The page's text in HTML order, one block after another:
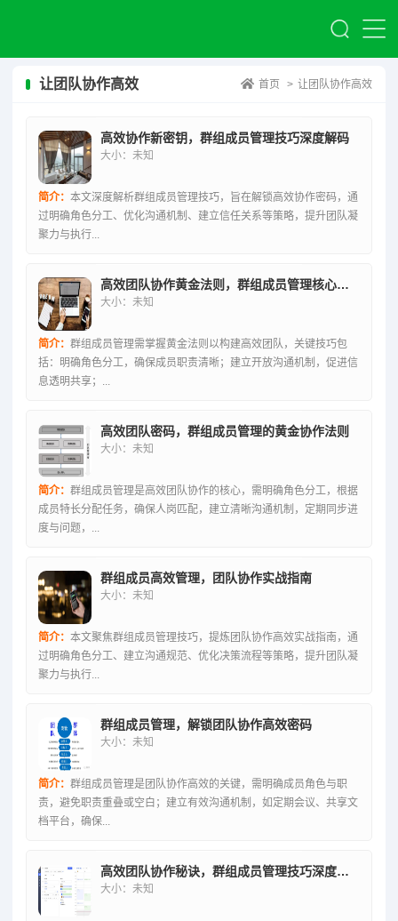
让团队协作高效 首页 > 让团队协作高效
高效协作新密钥，群组成员管理技巧深度解码
大小：未知
简介： 本文深度解析群组成员管理技巧，旨在解锁高效协作密码，通
过明确角色分工、优化沟通机制、建立信任关系等策略，提升团队凝
聚力与执行...
高效团队协作黄金法则，群组成员管理核心技巧
大小：未知
简介： 群组成员管理需掌握黄金法则以构建高效团队，关键技巧包
括：明确角色分工，确保成员职责清晰；建立开放沟通机制，促进信
息透明共享；...
高效团队密码，群组成员管理的黄金协作法则
大小：未知
简介： 群组成员管理是高效团队协作的核心，需明确角色分工，根据
成员特长分配任务，确保人岗匹配，建立清晰沟通机制，定期同步进
度与问题，...
群组成员高效管理，团队协作实战指南
大小：未知
简介： 本文聚焦群组成员管理技巧，提炼团队协作高效实战指南，通
过明确角色分工、建立沟通规范、优化决策流程等策略，提升团队凝
聚力与执行...
群组成员管理，解锁团队协作高效密码
大小：未知
简介： 群组成员管理是团队协作高效的关键，需明确成员角色与职
责，避免职责重叠或空白；建立有效沟通机制，如定期会议、共享文
档平台，确保...
高效团队协作秘诀，群组成员管理技巧深度解析
大小：未知